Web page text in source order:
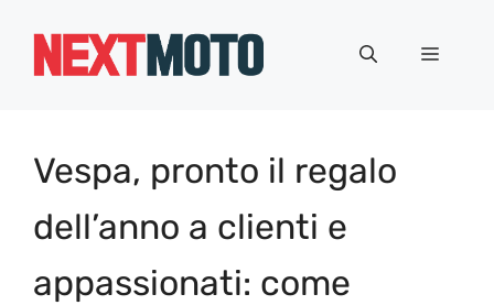
Menu
Vespa, pronto il regalo
dell’anno a clienti e
appassionati: come